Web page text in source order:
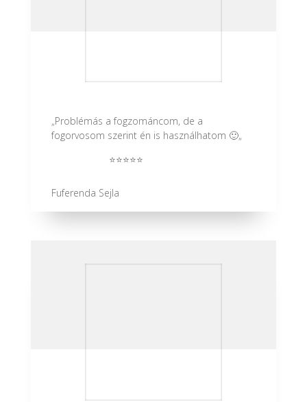
„Problémás a fogzománcom, de a
fogorvosom szerint én is használhatom 🙂„
⭐⭐⭐⭐⭐
Fuferenda Sejla